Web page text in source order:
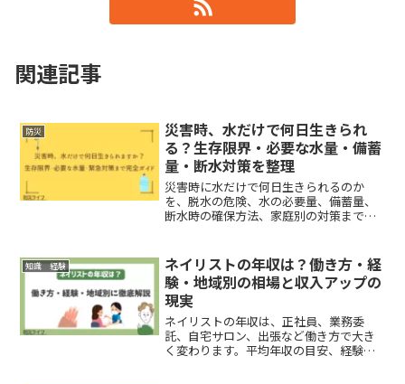
関連記事
防災
災害時、水だけで何日生きられ
る？生存限界・必要な水量・備蓄
量・断水対策を整理
災害時に水だけで何日生きられるのか
を、脱水の危険、水の必要量、備蓄量、
断水時の確保方法、家庭別の対策まで整
知識 経験
ネイリストの年収は？働き方・経
験・地域別の相場と収入アップの
現実
ネイリストの年収は、正社員、業務委
託、自宅サロン、出張など働き方で大き
く変わります。平均年収の目安、経験年